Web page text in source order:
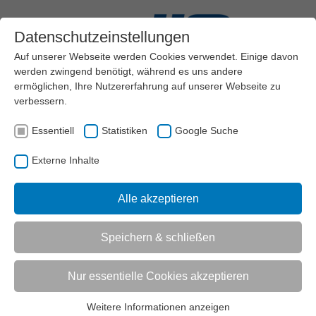
VEREINSMANAGEMENT
Vorlesen
Informationen zum Readspeaker öffnen
Datenschutzeinstellungen
Auf unserer Webseite werden Cookies verwendet. Einige davon
werden zwingend benötigt, während es uns andere
ermöglichen, Ihre Nutzererfahrung auf unserer Webseite zu
verbessern.
Essentiell Statistiken Google Suche
Externe Inhalte
Alle akzeptieren
Speichern & schließen
Nur essentielle Cookies akzeptieren
Weitere Informationen anzeigen